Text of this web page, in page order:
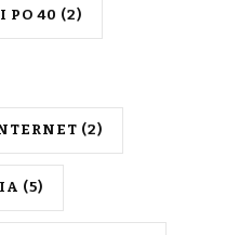
PO 40 (2)
(2)
(5)